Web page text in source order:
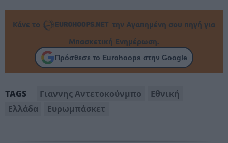
Κάνε το
την Αγαπημένη σου πηγή για
Μπασκετική Ενημέρωση.
Πρόσθεσε το Eurohoops στην Google
TAGS Γιαννης Αντετοκούνμπο
Εθνική
Ελλάδα
Ευρωμπάσκετ